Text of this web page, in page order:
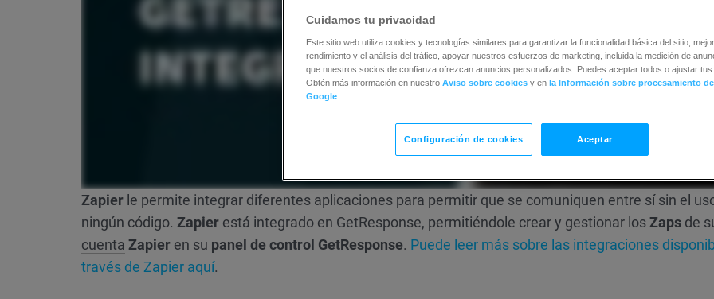
Zapier le permite integrar diferentes aplicaciones para permitir que se comuniquen entre sí sin el
ningún código. Zapier está integrado en GetResponse, permitiéndole crear y gestionar losZaps de
cuenta Zapier en su panel de control GetResponse. Puede leer más sobre las integraciones
través de Zapier aquí.
Cuidamos tu privacidad
Este sitio web utiliza cookies y tecnologías similares para garantizar la funcionalidad básica del sitio,
rendimiento y el análisis del tráfico, apoyar nuestros esfuerzos de marketing, incluida la medición de
que nuestros socios de confianza ofrezcan anuncios personalizados. Puedes aceptar todos o ajustar tus
Obtén más información en nuestro Aviso sobre cookies y en la Información sobre procesamiento
Google
Configuración de cookies Aceptar